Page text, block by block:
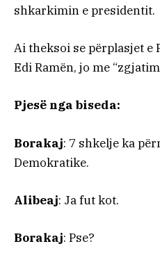
shkarkimin e presidentit.
Ai theksoi se përplasjet e
Edi Ramën, jo me
Pjesë nga biseda:
Borakaj: 7 shkelje ka
Demokratike.
Alibeaj: Ja fut kot.
Borakaj: Pse?